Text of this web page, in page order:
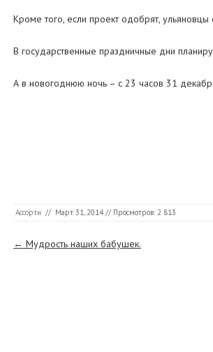
Кроме того, если проект одобрят,
В государственные праздничные дни
А в новогоднюю ночь – с 23 часов 31
Ассорти // Март 31, 2014// Просмотров: 2 813
Страницы
← Мудрость наших бабушек.